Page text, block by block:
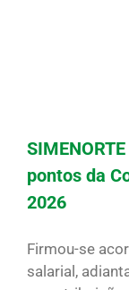
pontos da
2026
Firmou-se
salarial,